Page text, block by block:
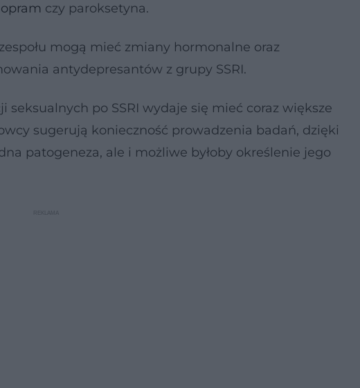
czy paroksetyna.
mogą mieć zmiany hormonalne oraz
antydepresantów z grupy SSRI.
seksualnych po SSRI wydaje się mieć coraz większe
sugerują konieczność prowadzenia badań, dzięki
patogeneza, ale i możliwe byłoby określenie jego